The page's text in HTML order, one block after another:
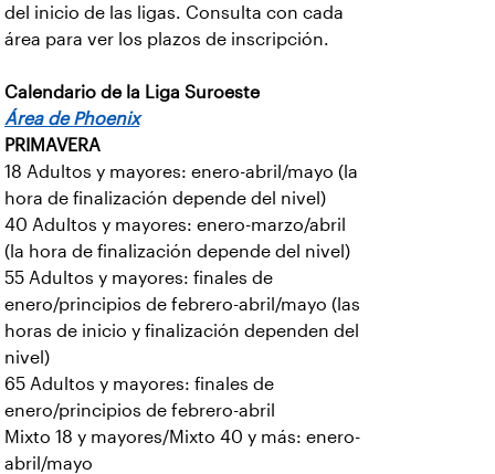
del inicio de las ligas. Consulta con cada
área para ver los plazos de inscripción.
Calendario de la Liga Suroeste
Área de Phoenix
PRIMAVERA
18 Adultos y mayores: enero-abril/mayo (la
hora de finalización depende del nivel)
40 Adultos y mayores: enero-marzo/abril
(la hora de finalización depende del nivel)
55 Adultos y mayores: finales de
enero/principios de febrero-abril/mayo (las
horas de inicio y finalización dependen del
nivel)
65 Adultos y mayores: finales de
enero/principios de febrero-abril
Mixto 18 y mayores/Mixto 40 y más: enero-
abril/mayo